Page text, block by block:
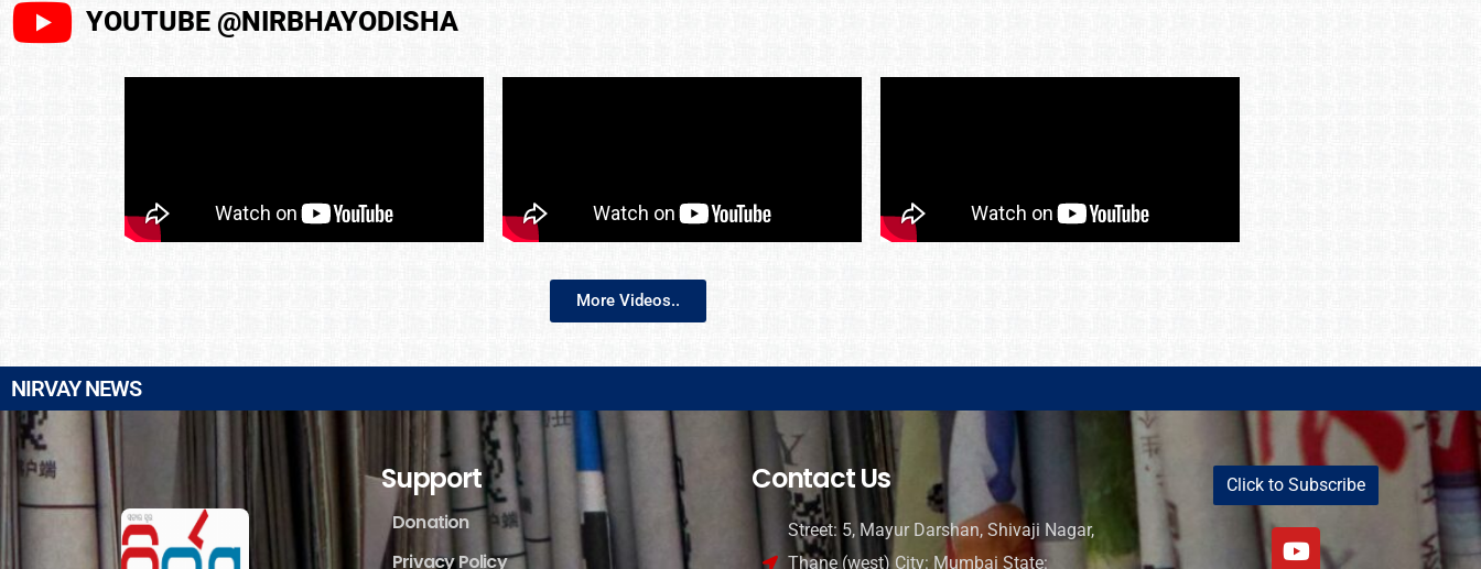
YOUTUBE @NIRBHAYODISHA
More Videos..
NIRVAY NEWS
Support
Donation
Privacy Policy
Contact Us
Street: 5, Mayur Darshan, Shivaji Nagar,
Thane (west) City: Mumbai State:
Click to Subscribe